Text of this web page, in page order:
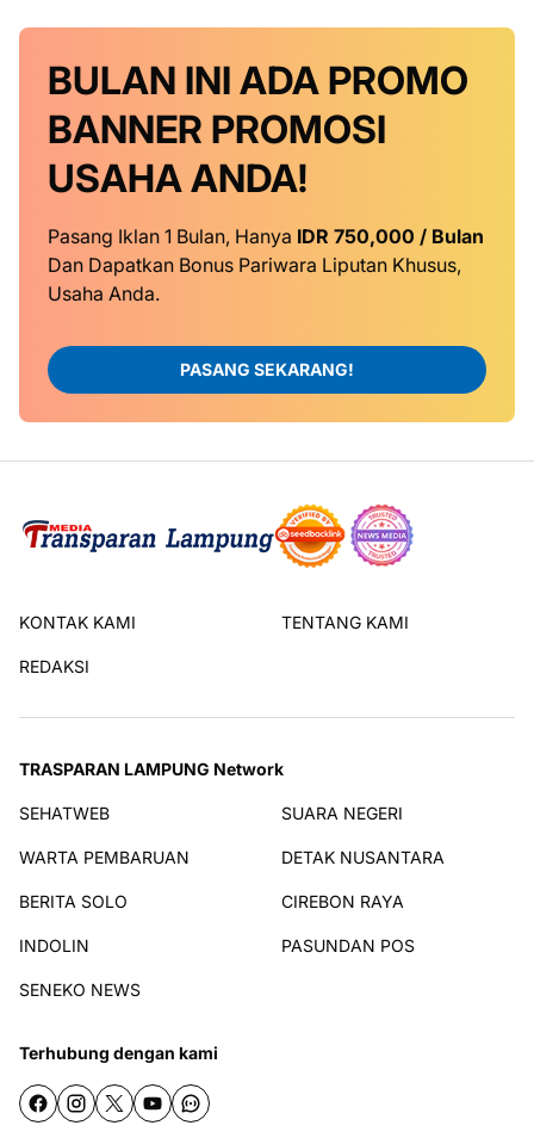
BULAN INI ADA PROMO
BANNER PROMOSI
USAHA ANDA!
Pasang Iklan 1 Bulan, Hanya IDR 750,000 / Bulan
Dan Dapatkan Bonus Pariwara Liputan Khusus,
Usaha Anda.
PASANG SEKARANG!
KONTAK KAMI TENTANG KAMI
REDAKSI
TRASPARAN LAMPUNG Network
SEHATWEB SUARA NEGERI
WARTA PEMBARUAN DETAK NUSANTARA
BERITA SOLO CIREBON RAYA
INDOLIN PASUNDAN POS
SENEKO NEWS
Terhubung dengan kami